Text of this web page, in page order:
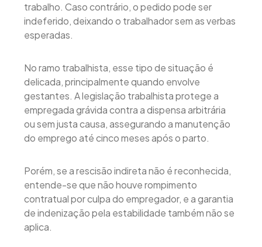
trabalho. Caso contrário, o pedido pode ser
indeferido, deixando o trabalhador sem as verbas
esperadas.
No ramo trabalhista, esse tipo de situação é
delicada, principalmente quando envolve
gestantes. A legislação trabalhista protege a
empregada grávida contra a dispensa arbitrária
ou sem justa causa, assegurando a manutenção
do emprego até cinco meses após o parto.
Porém, se a rescisão indireta não é reconhecida,
entende-se que não houve rompimento
contratual por culpa do empregador, e a garantia
de indenização pela estabilidade também não se
aplica.